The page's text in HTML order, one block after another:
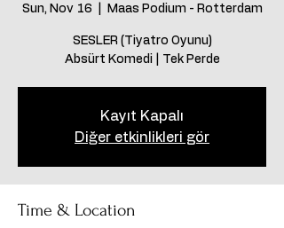
Sun, Nov 16 Maas Podium - Rotterdam
SESLER (Tiyatro Oyunu)
Absürt Komedi | Tek Perde
Kayıt Kapalı
Diğer etkinlikleri gör
Time & Location